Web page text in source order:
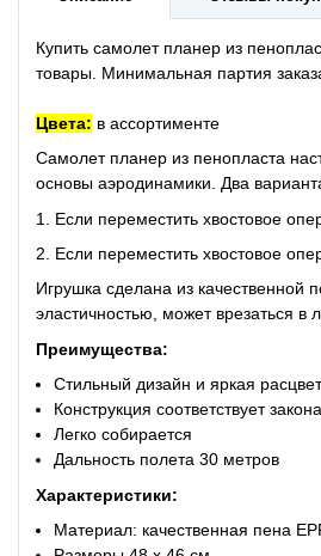
Купить самолет планер из
товары. Минимальная партия
Цвета: в ассортименте
Самолет планер из пенопласта
основы аэродинамики. Два
1. Если переместить хвостовое
2. Если переместить хвостовое
Игрушка сделана из
эластичностью, может
Преимущества:
Стильный дизайн и яркая
Конструкция соответствует
Легко собирается
Дальность полета 30 метров
Характеристики:
Материал: качественная пена